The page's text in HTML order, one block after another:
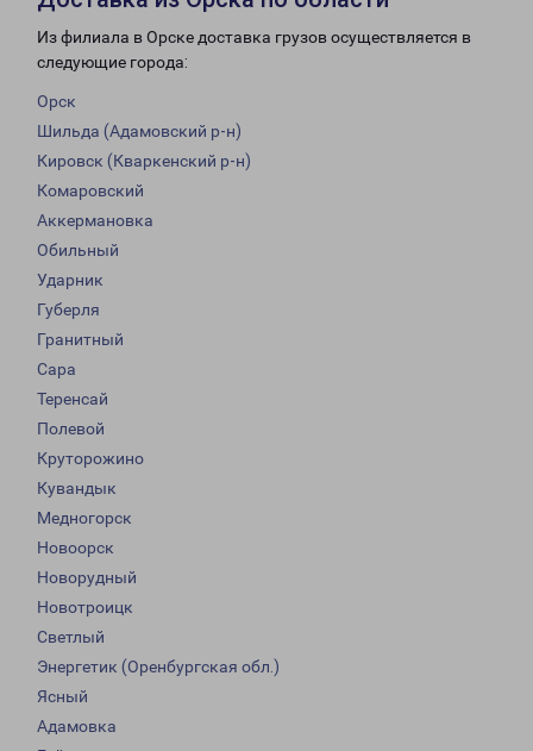
Из филиала в Орске доставка грузов осуществляется в
следующие города:
Орск
Шильда (Адамовский р-н)
Кировск (Кваркенский р-н)
Комаровский
Аккермановка
Обильный
Ударник
Губерля
Гранитный
Сара
Теренсай
Полевой
Круторожино
Кувандык
Медногорск
Новоорск
Новорудный
Новотроицк
Светлый
Энергетик (Оренбургская обл.)
Ясный
Адамовка